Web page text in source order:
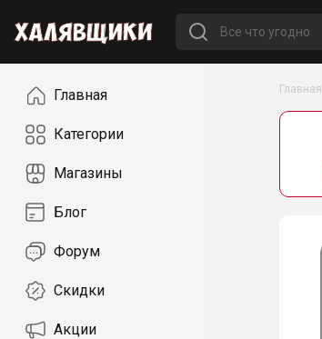
НавигацияГлавная
Категории
Магазины
Блог
Форум
Скидки
Акции
Главная